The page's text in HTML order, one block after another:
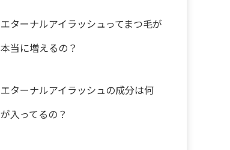
エターナルアイラッシュってまつ毛が
本当に増えるの？
エターナルアイラッシュの成分は何
が入ってるの？